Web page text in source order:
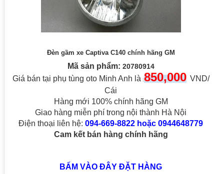
Đèn gầm xe Captiva C140 chính hãng GM
Mã sản phẩm: 20780914
Giá bán tại phụ tùng oto Minh Anh là :850,000 VND/
Cái
Hàng mới 100% chính hãng GM
Giao hàng miễn phí trong nội thành Hà Nội
Điện thoại liên hệ:094-669-8822 hoặc 0944648779
Cam kết bán hàng chính hãng
BẤM VÀO ĐÂY ĐẶT HÀNG